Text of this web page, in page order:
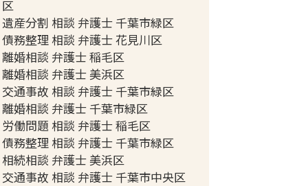
区
遺産分割 相談 弁護士 千葉市緑区
債務整理 相談 弁護士 花見川区
離婚相談 弁護士 稲毛区
離婚相談 弁護士 美浜区
交通事故 相談 弁護士 千葉市緑区
離婚相談 弁護士 千葉市緑区
労働問題 相談 弁護士 稲毛区
債務整理 相談 弁護士 千葉市緑区
相続相談 弁護士 美浜区
交通事故 相談 弁護士 千葉市中央区